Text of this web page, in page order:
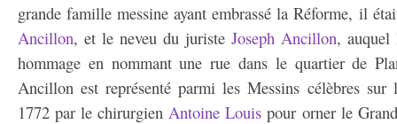
grande famille messine ayant embrassé la Réforme, il
Ancillon, et le neveu du juriste Joseph Ancillon,
hommage en nommant une rue dans le quartier de
Ancillon est représenté parmi les Messins célèbres sur
1772 par le chirurgienAntoine Louispour orner le